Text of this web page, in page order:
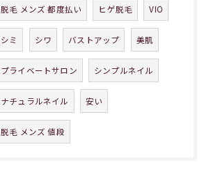
脱毛 メンズ 都度払い ヒゲ脱毛 VIO
シミ シワ バストアップ 美肌
プライベートサロン シンプルネイル
ナチュラルネイル 安い
脱毛 メンズ 値段